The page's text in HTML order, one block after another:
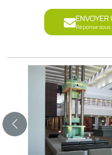
ENVOYER
Réponse